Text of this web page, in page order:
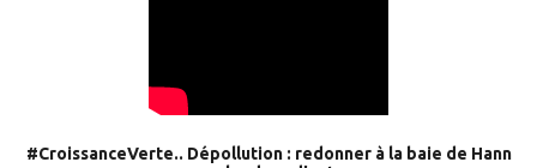
#CroissanceVerte.. Dépollution : redonner à la baie de Hann